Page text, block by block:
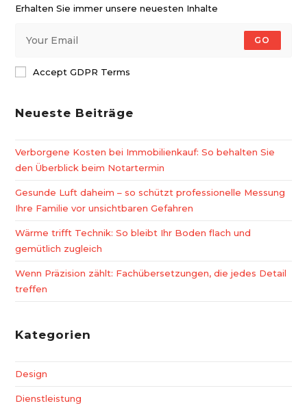
Erhalten Sie immer unsere neuesten Inhalte
GO
Accept GDPR Terms
Neueste Beiträge
Verborgene Kosten bei Immobilienkauf: So behalten Sie
den Überblick beim Notartermin
Gesunde Luft daheim – so schützt professionelle Messung
Ihre Familie vor unsichtbaren Gefahren
Wärme trifft Technik: So bleibt Ihr Boden flach und
gemütlich zugleich
Wenn Präzision zählt: Fachübersetzungen, die jedes Detail
treffen
Kategorien
Design
Dienstleistung